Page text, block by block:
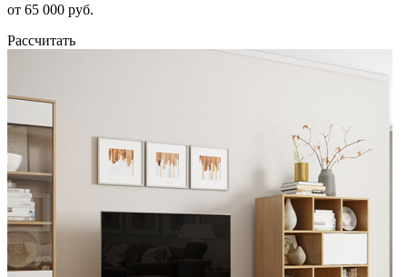
от 65 000 руб.
Рассчитать